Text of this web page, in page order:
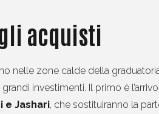
acquisti
nelle zone calde della
investimenti. Il primo è
e Jashari, che sostituiranno la